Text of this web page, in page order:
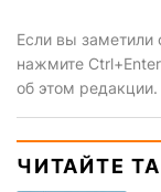
Если вы заметили
нажмите
об этом редакции.
ЧИТАЙТЕ